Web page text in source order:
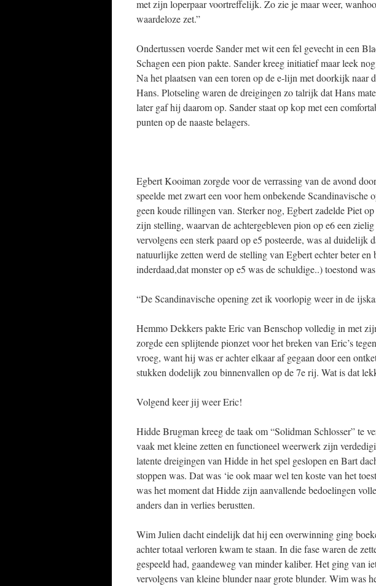
met zijn loperpaar voortreffelijk. Zo zie je maar weer,
waardeloze zet.”
Ondertussen voerde Sander met wit een fel gevecht in een
Schagen een pion pakte. Sander kreeg initiatief maar leek
Na het plaatsen van een toren op de e-lijn met doorkijk
Hans. Plotseling waren de dreigingen zo talrijk dat Hans
later gaf hij daarom op. Sander staat op kop met een
punten op de naaste belagers.
Egbert Kooiman zorgde voor de verrassing van de avond
speelde met zwart een voor hem onbekende Scandinavische
geen koude rillingen van. Sterker nog, Egbert zadelde Piet
zijn stelling, waarvan de achtergebleven pion op e6 een
vervolgens een sterk paard op e5 posteerde, was al duidelijk
natuurlijke zetten werd de stelling van Egbert echter beter en
inderdaad,dat monster op e5 was de schuldige..) toestond
“De Scandinavische opening zet ik voorlopig weer in de
Hemmo Dekkers pakte Eric van Benschop volledig in met
zorgde een splijtende pionzet voor het breken van Eric’s
vroeg, want hij was er achter elkaar af gegaan door een
stukken dodelijk zou binnenvallen op de 7e rij. Wat is dat
Volgend keer jij weer Eric!
Hidde Brugman kreeg de taak om “Solidman Schlosser” te
vaak met kleine zetten en functioneel weerwerk zijn
latente dreigingen van Hidde in het spel geslopen en Bart
stoppen was. Dat was ‘ie ook maar wel ten koste van het
was het moment dat Hidde zijn aanvallende bedoelingen
anders dan in verlies berustten.
Wim Julien dacht eindelijk dat hij een overwinning ging
achter totaal verloren kwam te staan. In die fase waren de
gespeeld had, gaandeweg van minder kaliber. Het ging van
vervolgens van kleine blunder naar grote blunder. Wim was